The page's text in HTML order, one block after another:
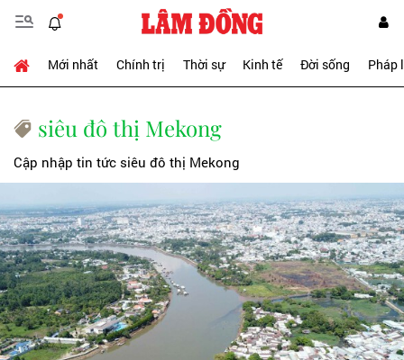
Mới nhất Chính trị Thời sự Kinh tế Đời sống Pháp
siêu đô thị Mekong
Cập nhập tin tức siêu đô thị Mekong